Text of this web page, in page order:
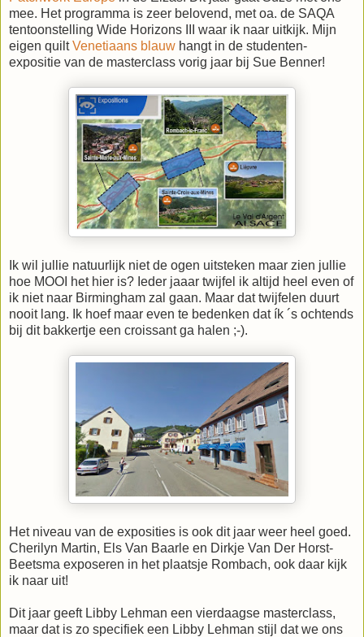
mee. Het programma is zeer belovend, met oa. de SAQA
tentoonstelling Wide Horizons III waar ik naar uitkijk. Mijn
eigen quiltVenetiaans blauw hangt in de studenten-
expositie van de masterclass vorig jaar bij Sue Benner!
Ik wil jullie natuurlijk niet de ogen uitsteken maar zien jullie
hoe MOOI het hier is? Ieder jaaar twijfel ik altijd heel even of
ik niet naar Birmingham zal gaan. Maar dat twijfelen duurt
nooit lang. Ik hoef maar even te bedenken dat ík ´s ochtends
bij dit bakkertje een croissant ga halen ;-).
Het niveau van de exposities is ook dit jaar weer heel goed.
Cherilyn Martin, Els Van Baarle en Dirkje Van Der Horst-
Beetsma exposeren in het plaatsje Rombach, ook daar kijk
ik naar uit!
Dit jaar geeft Libby Lehman een vierdaagse masterclass,
maar dat is zo specifiek een Libby Lehman stijl dat we ons